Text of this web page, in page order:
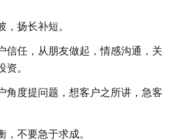
，扬长补短。
信任，从朋友做起，情感沟通，关
资。
角度提问题，想客户之所讲，急客
，不要急于求成。